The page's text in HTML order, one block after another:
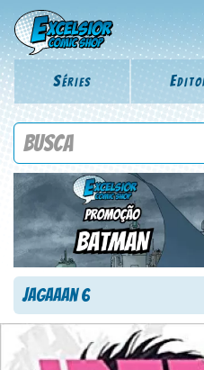
Séries
Procure por título da
Jagaaan 6